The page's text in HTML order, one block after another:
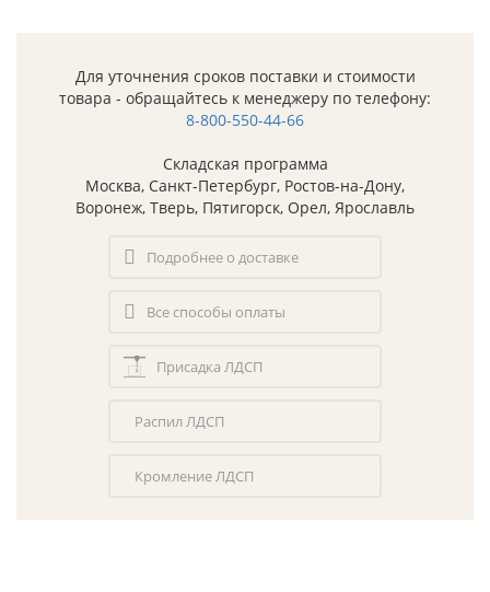
Для уточнения сроков поставки и стоимости
товара - обращайтесь к менеджеру по телефону:
8-800-550-44-66
Складская программа
Москва, Санкт-Петербург, Ростов-на-Дону,
Воронеж, Тверь, Пятигорск, Орел, Ярославль
Подробнее о доставке
Все способы оплаты
Присадка ЛДСП
Распил ЛДСП
Кромление ЛДСП